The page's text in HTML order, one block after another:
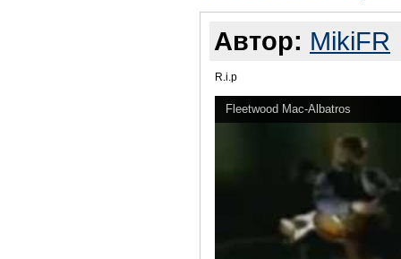
Автор: MikiFR
R.i.p
Fleetwood Mac-Albatros